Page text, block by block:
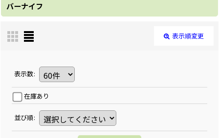
バーナイフ
表示順変更
表示数:
在庫あり
並び順: